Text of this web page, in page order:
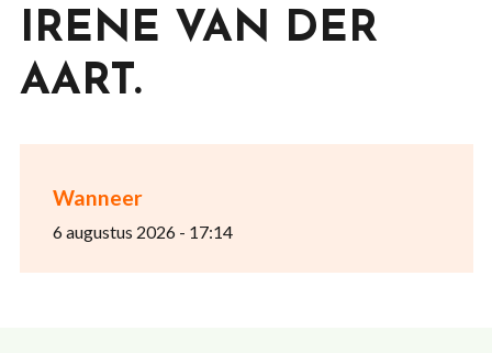
Wanneer
6 augustus 2026 - 17:14
IRENE VAN DER
AART.